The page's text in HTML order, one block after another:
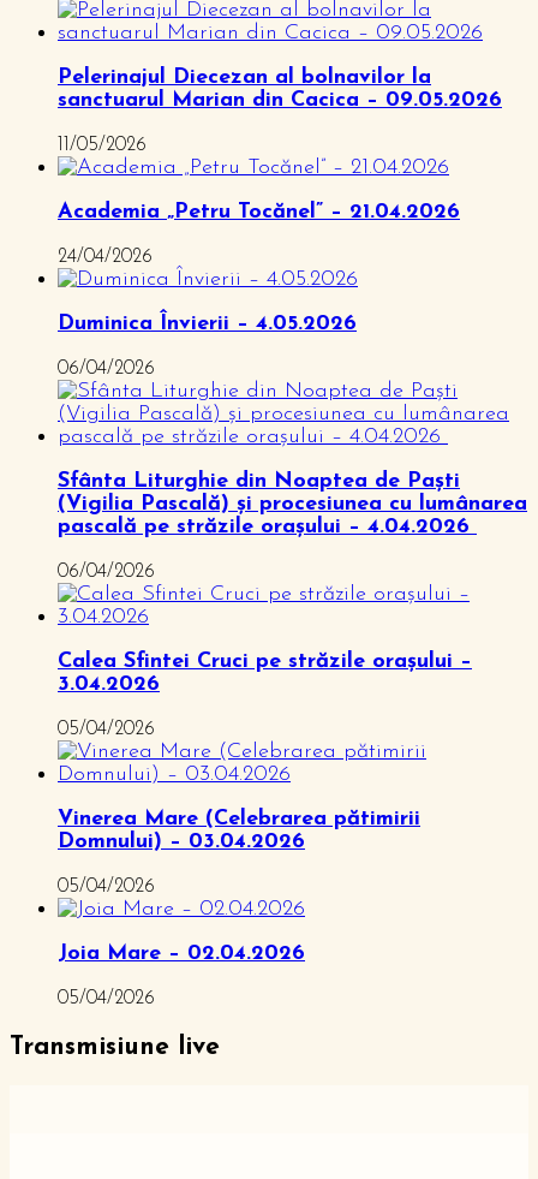
Pelerinajul Diecezan al bolnavilor la
sanctuarul Marian din Cacica – 09.05.2026
11/05/2026
Academia „Petru Tocănel” – 21.04.2026
24/04/2026
Duminica Învierii – 4.05.2026
06/04/2026
Sfânta Liturghie din Noaptea de Paști
(Vigilia Pascală) și procesiunea cu lumânarea
pascală pe străzile orașului – 4.04.2026
06/04/2026
Calea Sfintei Cruci pe străzile orașului –
3.04.2026
05/04/2026
Vinerea Mare (Celebrarea pătimirii
Domnului) – 03.04.2026
05/04/2026
Joia Mare – 02.04.2026
05/04/2026
Transmisiune live